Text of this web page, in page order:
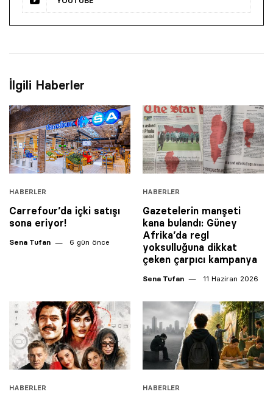
İlgili Haberler
HABERLER
Carrefour’da içki satışı
sona eriyor!
Sena Tufan 6 gün önce
HABERLER
Gazetelerin manşeti
kana bulandı: Güney
Afrika’da regl
yoksulluğuna dikkat
çeken çarpıcı kampanya
Sena Tufan 11 Haziran 2026
HABERLER HABERLER